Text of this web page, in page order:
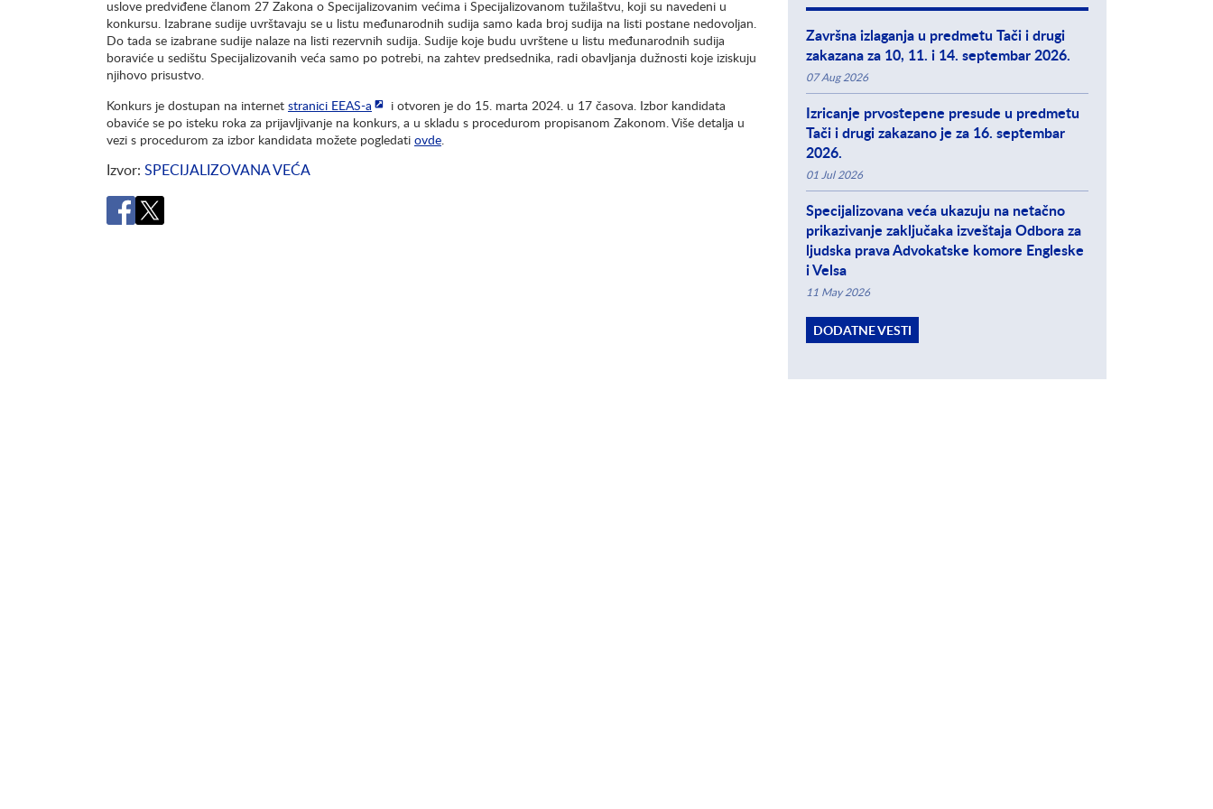
uslove predviđene članom 27 Zakona o Specijalizovanim većima i Specijalizovanom tužilaštvu, koji su navedeni u
konkursu. Izabrane sudije uvrštavaju se u listu međunarodnih sudija samo kada broj sudija na listi postane nedovoljan.
Do tada se izabrane sudije nalaze na listi rezervnih sudija. Sudije koje budu uvrštene u listu međunarodnih sudija
boraviće u sedištu Specijalizovanih veća samo po potrebi, na zahtev predsednika, radi obavljanja dužnosti koje iziskuju
njihovo prisustvo.
Konkurs je dostupan na internet stranici EEAS-a
i otvoren je do 15. marta 2024. u 17 časova. Izbor kandidata
obaviće se po isteku roka za prijavljivanje na konkurs, a u skladu s procedurom propisanom Zakonom. Više detalja u
vezi s procedurom za izbor kandidata možete pogledati ovde.
Izvor SPECIJALIZOVANA VEĆA
Završna izlaganja u predmetu Tači i drugi
zakazana za 10, 11. i 14. septembar 2026.
07 Aug 2026
Izricanje prvostepene presude u predmetu
Tači i drugi zakazano je za 16. septembar
2026.
01 Jul 2026
Specijalizovana veća ukazuju na netačno
prikazivanje zaključaka izveštaja Odbora za
ljudska prava Advokatske komore Engleske
i Velsa
11 May 2026
DODATNE VESTI